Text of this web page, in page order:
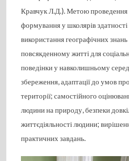
Кравчук Л.Д.). Метою проведення
формування у школярів здатності
використання географічних знань
повсякденному житті для
поведінки у навколишньому
збереження, адаптації до умов
території; самостійного
людини на природу, безпеки
життєдіяльності людини;
практичних завдань.